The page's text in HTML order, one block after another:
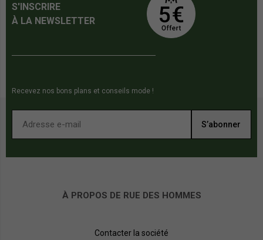
S'INSCRIRE
À LA NEWSLETTER
Recevez nos bons plans et conseils mode !
S’abonner
À PROPOS DE RUE DES HOMMES
Contacter la société